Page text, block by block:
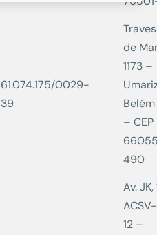
61.074.175/0029-
39
de
1173 –
– CEP
490
Av.
12 –